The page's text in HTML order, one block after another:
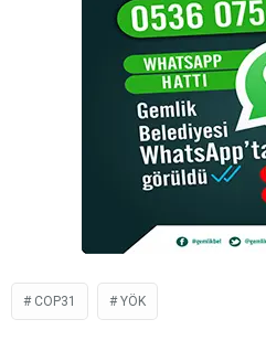
COP31 YÖK